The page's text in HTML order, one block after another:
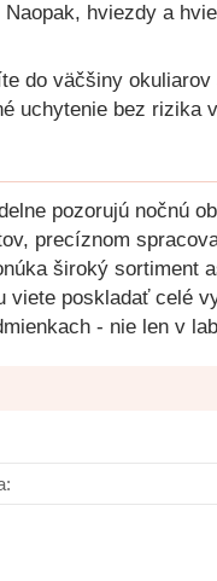
hviezdy a
do väčšiny
uchytenie bez rizika
pozorujú nočnú
precíznom
široký sortiment
poskladať celé
- nie len v